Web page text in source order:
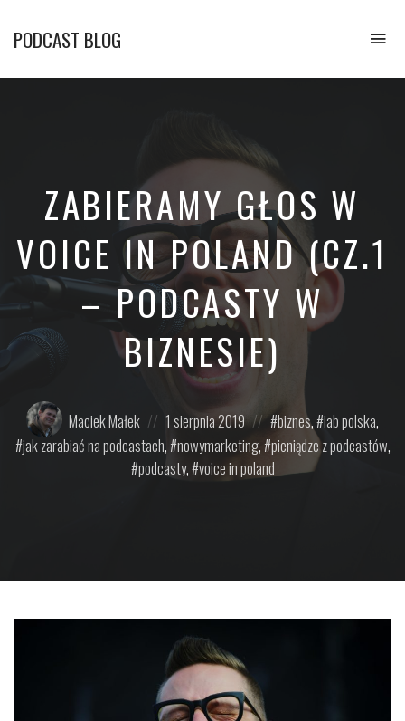
PODCAST BLOG
o
ZABIERAMY GŁOS W
VOICE IN POLAND (CZ.1
– PODCASTY W
BIZNESIE)
Opublikowane
przez: Maciek Małek
on
1 sierpnia 2019
Posted
in:biznes, iab polska,
jak zarabiać na podcastach, nowymarketing, pieniądze z podcastów,
podcasty, voice in poland